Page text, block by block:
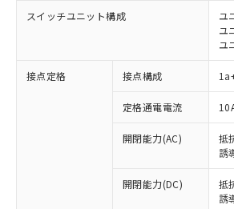
スイッチユニット構成
ユ
ユ
ユ
接点定格 接点構成
定格通電電流
開閉能力(AC)
抵
誘
開閉能力(DC)
抵
誘
ご利用条件
対応済み：EU RoHS指令（
非含有に対応した製品が提供可
有に対応した製品に切り替える